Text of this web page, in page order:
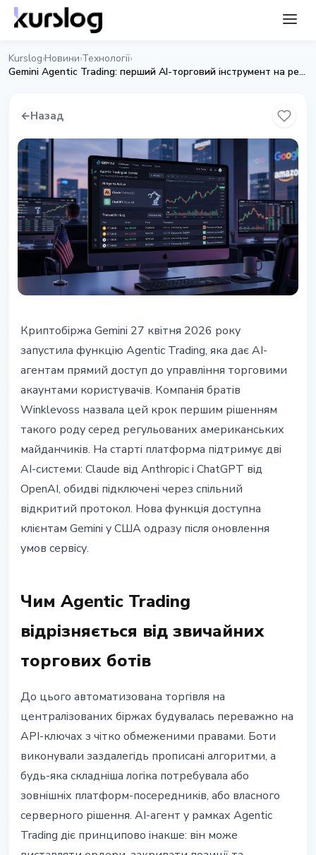
Kurslog›Новини›Технології›
Gemini Agentic Trading: перший AI-торговий інструмент на регульованій біржі США
←Назад
Gemini запустила Agentic Trading:
AI-агенти управляють крипто-
акаунтами
27 квітня 2026 р.4 хв читання
Наталія Дорофєєва
Криптобіржа Gemini 27 квітня 2026 року
запустила функцію Agentic Trading, яка дає AI-
агентам прямий доступ до управління торговими
акаунтами користувачів. Компанія братів
Winklevoss назвала цей крок першим рішенням
такого роду серед регульованих американських
майданчиків. На старті платформа підтримує дві
AI-системи: Claude від Anthropic і ChatGPT від
OpenAI, обидві підключені через спільний
відкритий протокол. Нова функція доступна
клієнтам Gemini у США одразу після оновлення
умов сервісу.
Чим Agentic Trading
відрізняється від звичайних
торгових ботів
До цього автоматизована торгівля на
централізованих біржах будувалась переважно на
API-ключах з чітко обмеженими правами. Боти
виконували заздалегідь прописані алгоритми, а
будь-яка складніша логіка потребувала або
зовнішніх платформ-посередників, або власного
серверного рішення. AI-агент у рамках Agentic
Trading діє принципово інакше: він може